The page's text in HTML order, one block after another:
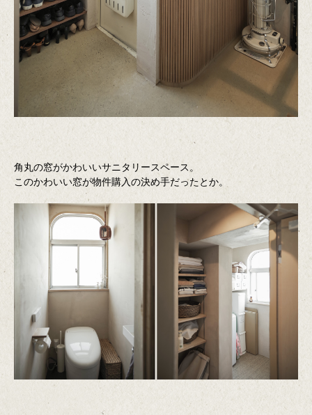
角丸の窓がかわいいサニタリースペース。
このかわいい窓が物件購入の決め手だったとか。